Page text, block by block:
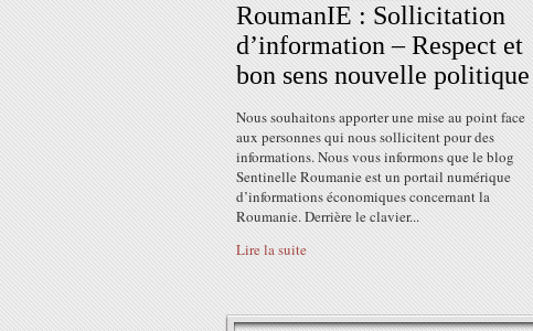
RoumanIE : Sollicitation
d’information – Respect et
bon sens nouvelle politique
Nous souhaitons apporter une mise au point face
aux personnes qui nous sollicitent pour des
informations. Nous vous informons que le blog
Sentinelle Roumanie est un portail numérique
d’informations économiques concernant la
Roumanie. Derrière le clavier...
Lire la suite